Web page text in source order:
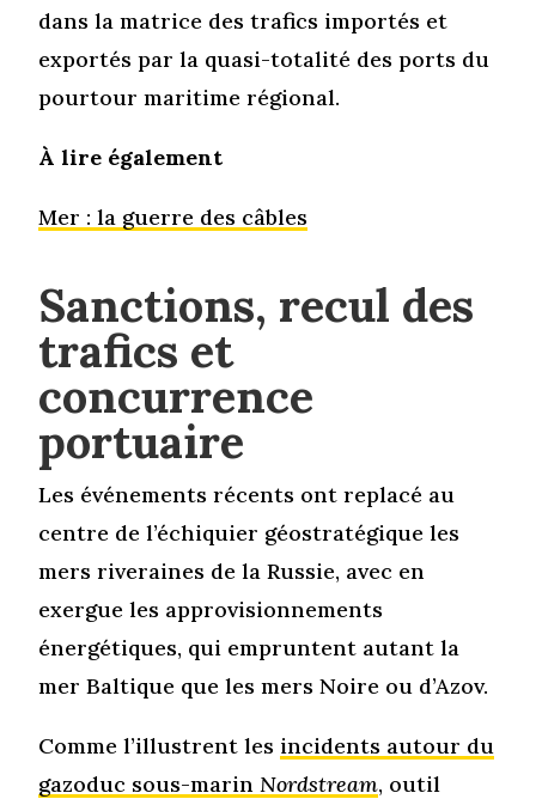
dans la matrice des trafics importés et
exportés par la quasi-totalité des ports du
pourtour maritime régional.
À lire également
Mer : la guerre des câbles
Sanctions, recul des
trafics et
concurrence
portuaire
Les événements récents ont replacé au
centre de l’échiquier géostratégique les
mers riveraines de la Russie, avec en
exergue les approvisionnements
énergétiques, qui empruntent autant la
mer Baltique que les mers Noire ou d’Azov.
Comme l’illustrent les incidents autour du
gazoduc sous-marin Nordstream, outil